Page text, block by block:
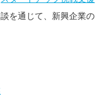
を通じて、新興企業の